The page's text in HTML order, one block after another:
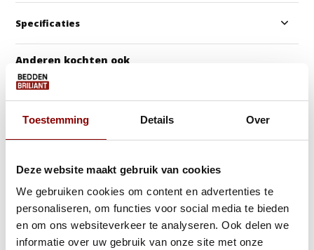
Toestemming Details Over
Deze website maakt gebruik van cookies
We gebruiken cookies om content en advertenties te
personaliseren, om functies voor social media te bieden
en om ons websiteverkeer te analyseren. Ook delen we
informatie over uw gebruik van onze site met onze
Specificaties
Anderen kochten ook